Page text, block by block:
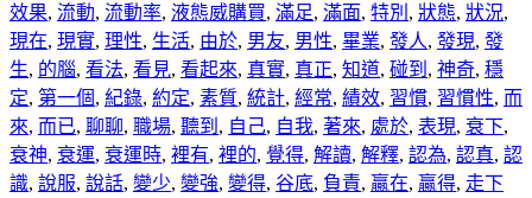
效果, 流動, 流動率, 液態威購買, 滿足, 滿面, 特別 , 狀態, 狀況,
現在, 現實, 理性, 生活, 由於, 男友, 男性, 畢業, 發人, 發現, 發
生, 的腦, 看法, 看見, 看起來, 真實, 真正, 知道, 碰到 , 神奇, 穩
定, 第一個, 紀錄, 約定, 素質, 統計, 經常, 績效, 習慣, 習慣性, 而
來, 而已, 聊聊, 職場, 聽到 , 自己, 自我, 著來, 處於, 表現, 衰下,
衰神, 衰運, 衰運時, 裡有, 裡的, 覺得, 解讀, 解釋, 認為, 認真, 認
識, 說服, 說話, 變少, 變強, 變得, 谷底, 負責, 贏在, 贏得, 走下